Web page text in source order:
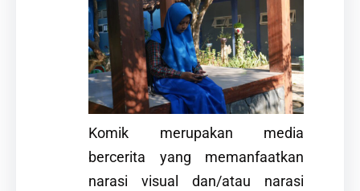
Komik merupakan media
bercerita yang memanfaatkan
narasi visual dan/atau narasi